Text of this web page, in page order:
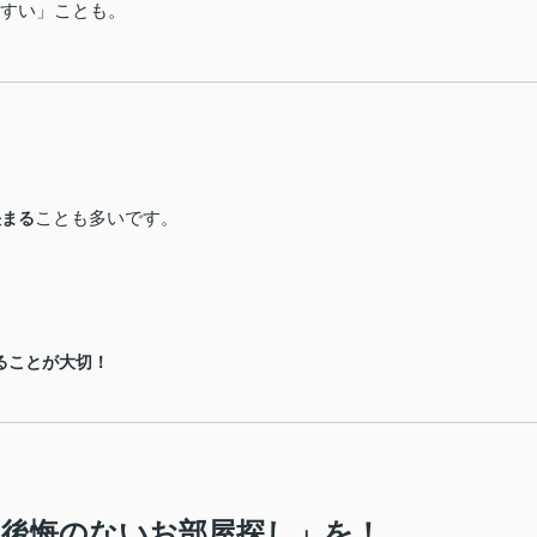
い」ことも。
ることも多いです。
とが大切！